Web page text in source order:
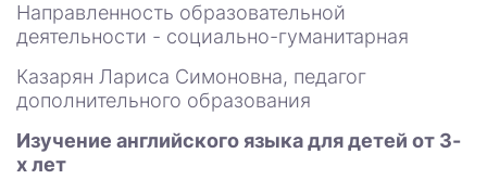
Направленность образовательной
деятельности - социально-гуманитарная
Казарян Лариса Симоновна, педагог
дополнительного образования
Изучение английского языка для детей от 3-
х лет